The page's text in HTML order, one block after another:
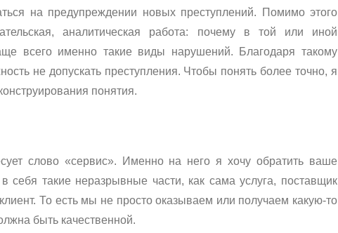
на предупреждении новых преступлений. Помимо этого
аналитическая работа: почему в той или иной
всего именно такие виды нарушений. Благодаря такому
не допускать преступления. Чтобы понять более точно, я
понятия.
слово «сервис». Именно на него я хочу обратить ваше
себя такие неразрывные части, как сама услуга, поставщик
клиент. То есть мы не просто оказываем или получаем какую-то
быть качественной.